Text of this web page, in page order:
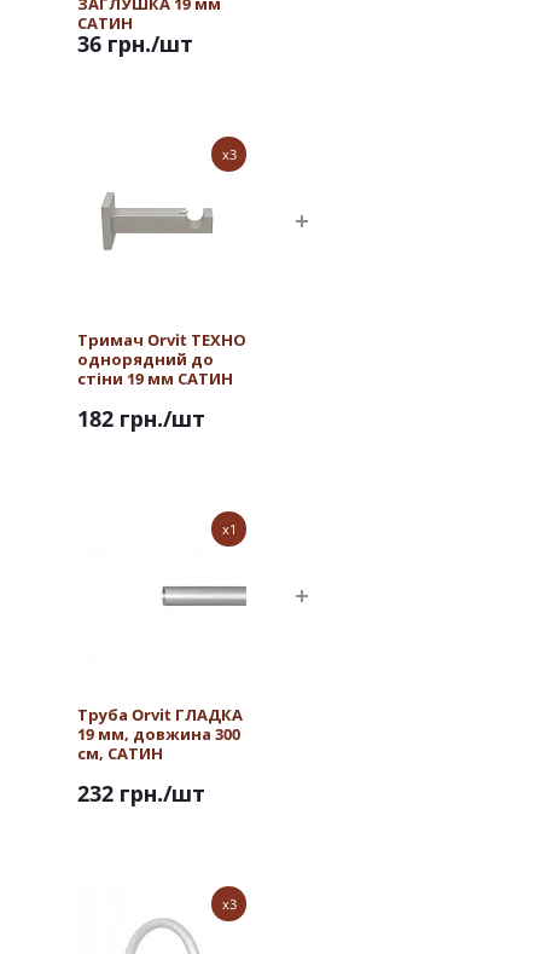
САТИН
36 грн./шт
x3
Тримач Orvit ТЕХНО
однорядний до
стіни 19 мм САТИН
182 грн./шт
x1
Труба Orvit ГЛАДКА
19 мм, довжина 300
см, САТИН
232 грн./шт
x3